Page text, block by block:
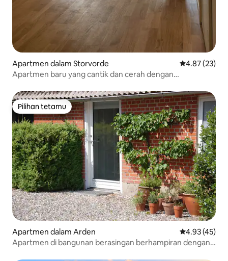
Apartmen dalam Storvorde Penarafan
4.87 (23)
Apartmen baru yang cantik dan cerah dengan
Pilihan tetamu
Pilihan tetamu
Apartmen dalam Arden Penarafan
4.93 (45)
Apartmen di bangunan berasingan berhampiran dengan